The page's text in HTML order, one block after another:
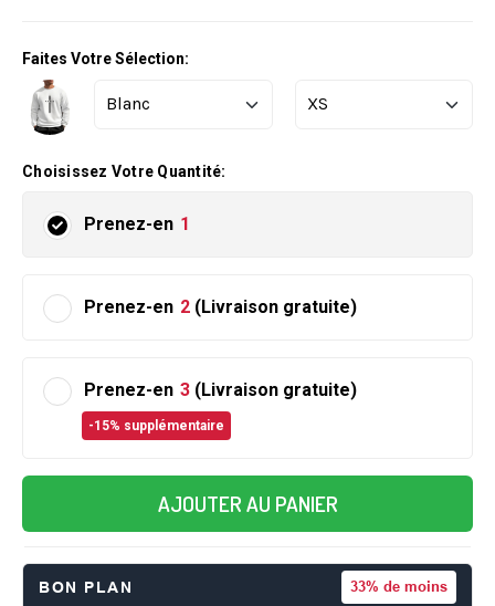
Faites Votre Sélection:
Choisissez Votre Quantité:
Prenez-en 1
Prenez-en 2 (Livraison gratuite)
Prenez-en 3 (Livraison gratuite)
-15% supplémentaire
AJOUTER AU PANIER
BON PLAN 33% de moins